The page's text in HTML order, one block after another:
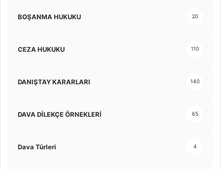
BOŞANMA HUKUKU 20
CEZA HUKUKU 110
DANIŞTAY KARARLARI 140
DAVA DİLEKÇE ÖRNEKLERİ 65
Dava Türleri 4